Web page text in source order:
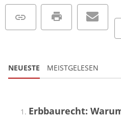
NEUESTE MEISTGELESEN
Erbbaurecht: